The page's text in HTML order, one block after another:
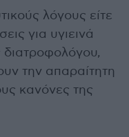
λόγους είτε
για υγιεινά
διατροφολόγου,
την απαραίτητη
κανόνες της